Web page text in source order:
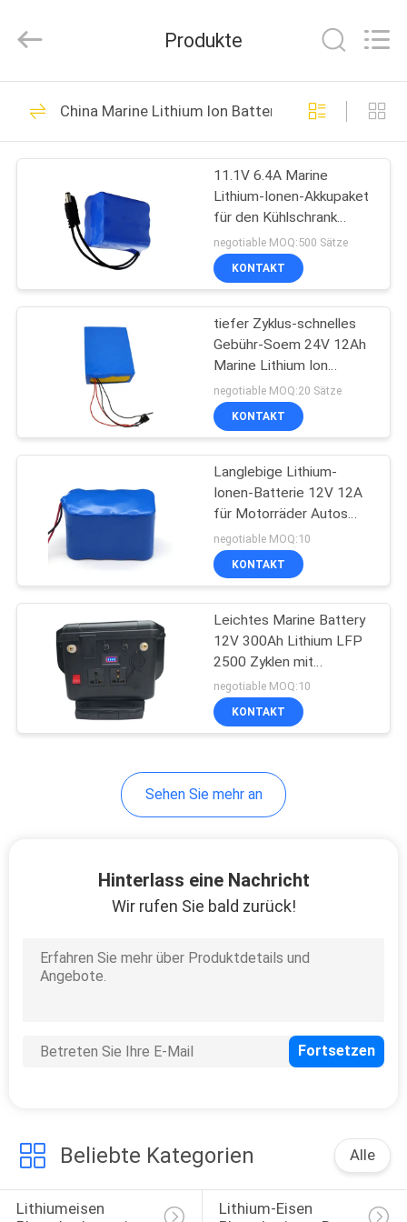
HAUS
PRODUKTE
FABRIK-
AUSFLUG
QUALITÄTSKONTROLLE
TRETEN
UNS
VERBINDUNG
FORDERN
PRIVACY
Reserved.
Lithiumeisen
Phosphatbatterie-
Satz
31
Lithium-Eisen
phosphatieren Rv-
Batterie
9
Li-Ionpolymer-
Batterie
18
18650 Lithium-
Fahrradbatteriesatz
Ionen-Batterie
4
Produkte
China Marine Lithium Ion Battery
11.1V 6.4A Marine
Lithium-Ionen-Akkupaket
für den Kühlschrank
eines Elektroautos
negotiable MOQ:500 Sätze
KONTAKT
tiefer Zyklus-schnelles
Gebühr-Soem 24V 12Ah
Marine Lithium Ion
Battery 150W
negotiable MOQ:20 Sätze
KONTAKT
Langlebige Lithium-
Ionen-Batterie 12V 12A
für Motorräder Autos
Busse und Lastwagen
negotiable MOQ:10
KONTAKT
Leichtes Marine Battery
12V 300Ah Lithium LFP
2500 Zyklen mit
Wechselstrom-Ausgang
negotiable MOQ:10
KONTAKT
Sehen Sie mehr an
Hinterlass eine Nachricht
Wir rufen Sie bald zurück!
Beliebte Kategorien Alle
Lithiumeisen
Lithium-Eisen